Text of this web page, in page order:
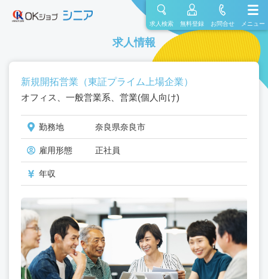
求人検索 無料登録 お問合せ メニュー
求人情報
新規開拓営業（東証プライム上場企業）
オフィス、一般営業系、営業(個人向け)
勤務地 奈良県奈良市
雇用形態 正社員
年収